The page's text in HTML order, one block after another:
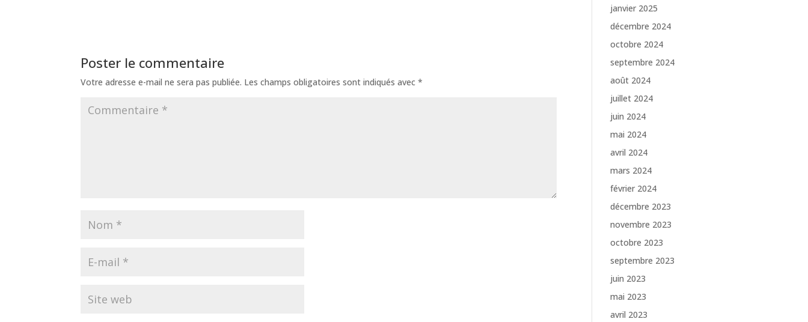
Poster le commentaire
Votre adresse e-mail ne sera pas publiée. Les champs obligatoires sont indiqués avec*
janvier 2025
décembre 2024
octobre 2024
septembre 2024
août 2024
juillet 2024
juin 2024
mai 2024
avril 2024
mars 2024
février 2024
décembre 2023
novembre 2023
octobre 2023
septembre 2023
juin 2023
mai 2023
avril 2023